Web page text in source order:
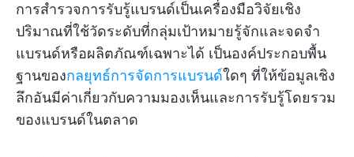
การสำรวจการรับรู้แบรนด์เป็นเครื่องมือวิจัยเชิง
ปริมาณที่ใช้วัดระดับที่กลุ่มเป้าหมายรู้จักและจดจำ
แบรนด์หรือผลิตภัณฑ์เฉพาะได้ เป็นองค์ประกอบพื้น
ฐานของกลยุทธ์การจัดการแบรนด์ใดๆ ที่ให้ข้อมูลเชิง
ลึกอันมีค่าเกี่ยวกับความมองเห็นและการรับรู้โดยรวม
ของแบรนด์ในตลาด